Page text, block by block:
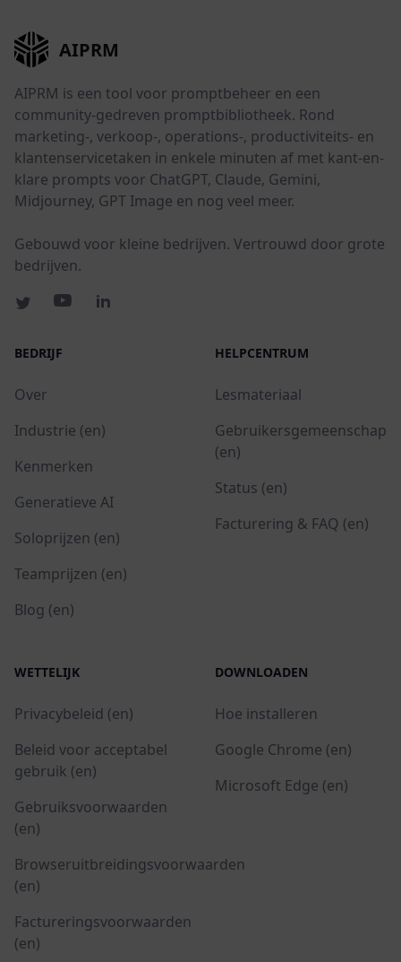
AIPRM
AIPRM is een tool voor promptbeheer en een
community-gedreven promptbibliotheek. Rond
marketing-, verkoop-, operations-, productiviteits- en
klantenservicetaken in enkele minuten af met kant-en-
klare prompts voor ChatGPT, Claude, Gemini,
Midjourney, GPT Image en nog veel meer.
Gebouwd voor kleine bedrijven. Vertrouwd door grote
bedrijven.
BEDRIJF
Over
Industrie (en)
Kenmerken
Generatieve AI
Soloprijzen (en)
Teamprijzen (en)
Blog (en)
HELPCENTRUM
Lesmateriaal
Gebruikersgemeenschap
(en)
Status (en)
Facturering & FAQ (en)
WETTELIJK
Privacybeleid (en)
Beleid voor acceptabel
gebruik (en)
Gebruiksvoorwaarden
(en)
Browseruitbreidingsvoorwaarden
(en)
Factureringsvoorwaarden
(en)
DOWNLOADEN
Hoe installeren
Google Chrome (en)
Microsoft Edge (en)